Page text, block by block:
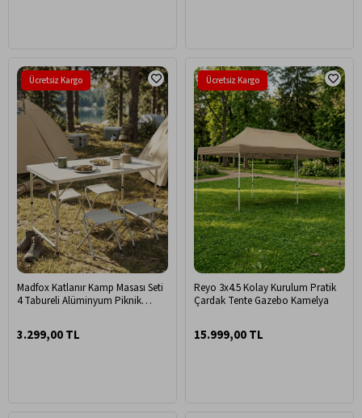
Madfox Katlanır Kamp Masası Seti
4 Tabureli Alüminyum Piknik
3.299,00 TL
Ücretsiz Kargo
Reyo 3x4.5 Kolay Kurulum Pratik
Çardak Tente Gazebo Kamelya
15.999,00 TL
Ücretsiz Kargo